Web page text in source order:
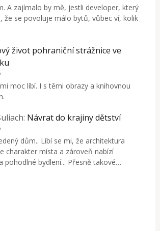
A zajímalo by mě, jestli developer, který
že se povoluje málo bytů, vůbec ví, kolik
život pohraniční strážnice ve
moc líbí. I s těmi obrazy a knihovnou
: Návrat do krajiny dětství
dům.. Líbí se mi, že architektura
charakter místa a zároveň nabízí
pohodlné bydlení... Přesně takové…